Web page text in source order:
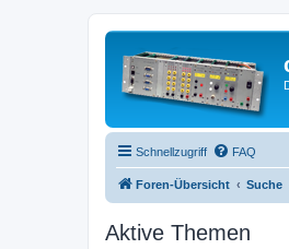
Schnellzugriff FAQ
Foren-Übersicht Suche
Aktive Themen